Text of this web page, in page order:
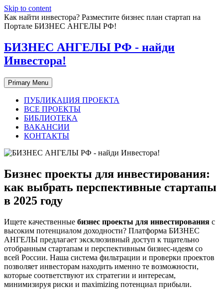
Skip to content
Как найти инвестора? Разместите бизнес план стартап на
Портале БИЗНЕС АНГЕЛЫ РФ!
БИЗНЕС АНГЕЛЫ РФ - найди
Инвестора!
Primary Menu
ПУБЛИКАЦИЯ ПРОЕКТА
ВСЕ ПРОЕКТЫ
БИБЛИОТЕКА
ВАКАНСИИ
КОНТАКТЫ
Бизнес проекты для инвестирования:
как выбрать перспективные стартапы
в 2025 году
Ищете качественные бизнес проекты для инвестирования с
высоким потенциалом доходности? Платформа БИЗНЕС
АНГЕЛЫ предлагает эксклюзивный доступ к тщательно
отобранным стартапам и перспективным бизнес-идеям со
всей России. Наша система фильтрации и проверки проектов
позволяет инвесторам находить именно те возможности,
которые соответствуют их стратегии и интересам,
минимизируя риски и maximizing потенциал прибыли.